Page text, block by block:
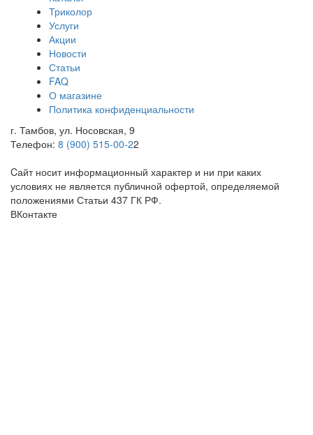
Триколор
Услуги
Акции
Новости
Статьи
FAQ
О магазине
Политика конфиденциальности
г. Тамбов, ул. Носовская, 9
Телефон: 8 (900) 515-00-22
Cайт носит информационный характер и ни при каких
условиях не является публичной офертой, определяемой
положениями Статьи 437 ГК РФ.
ВКонтакте